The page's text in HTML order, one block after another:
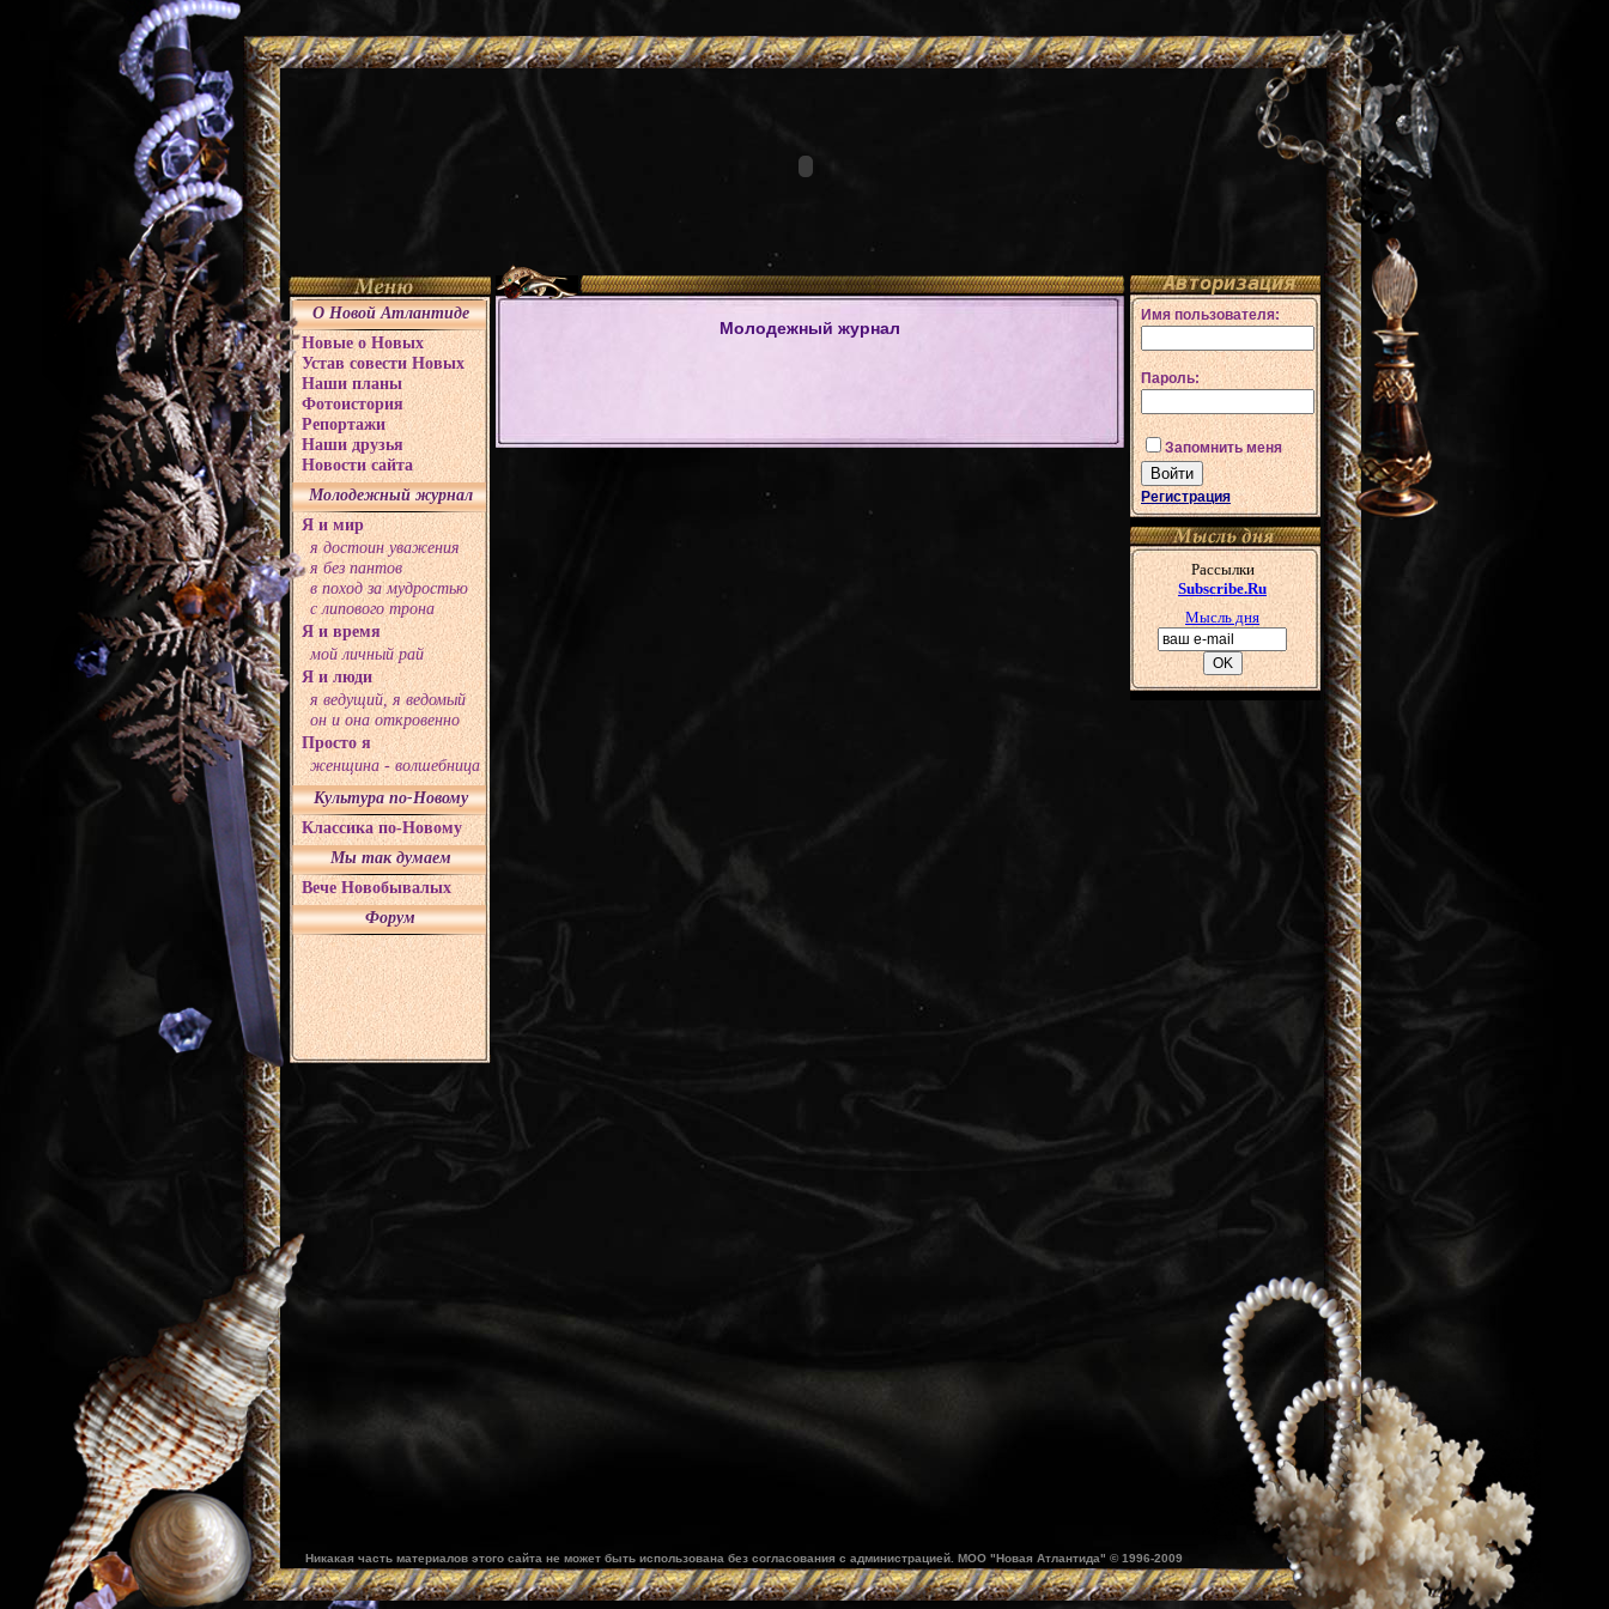
О Новой Атлантиде
Новые о Новых
Устав совести Новых
Наши планы
Фотоистория
Репортажи
Наши друзья
Новости сайта
Молодежный журнал
Я и мир
я достоин уважения
я без пантов
в поход за мудростью
с липового трона
Я и время
мой личный рай
Я и люди
я ведущий, я ведомый
он и она откровенно
Просто я
женщина - волшебница
Культура по-Новому
Классика по-Новому
Мы так думаем
Вече Новобывалых
Форум
Молодежный журнал
Авторизация
Имя пользователя:
Пароль:
Запомнить меня
Регистрация
Никакая часть материалов этого сайта не может быть использована без согласования с администрацией. МОО "Новая Атлантида" © 1996-2009